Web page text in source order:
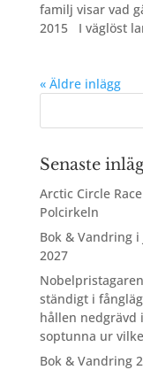
familj visar vad
2015 I väglöst
« Äldre inlägg
Senaste
Arctic Circle
Polcirkeln
Bok & Vandring i
2027
ständigt i
hållen nedgrävd
soptunna ur
Bok & Vandring